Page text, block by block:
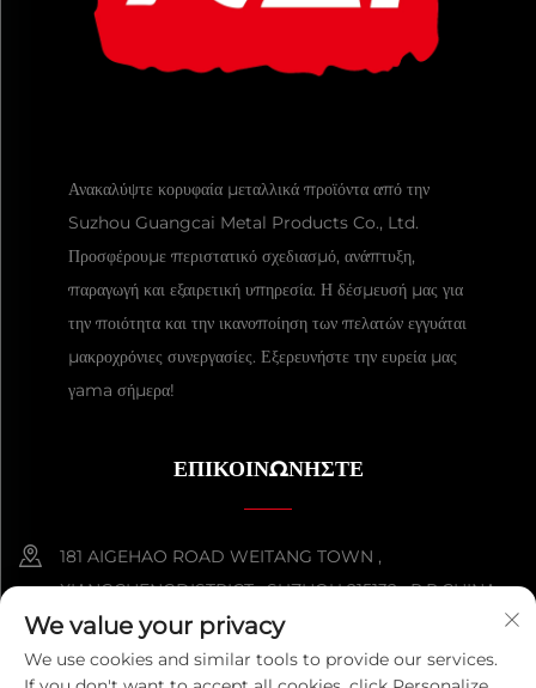
Ανακαλύψτε κορυφαία μεταλλικά προϊόντα από την
Suzhou Guangcai Metal Products Co., Ltd.
Προσφέρουμε περιστατικό σχεδιασμό, ανάπτυξη,
παραγωγή και εξαιρετική υπηρεσία. Η δέσμευσή μας για
την ποιότητα και την ικανοποίηση των πελατών εγγυάται
μακροχρόνιες συνεργασίες. Εξερευνήστε την ευρεία μας
γama σήμερα!
ΕΠΙΚΟΙΝΩΝΉΣΤΕ
181 AIGEHAO ROAD WEITANG TOWN ,
XIANGCHENGDISTRICT , SUZHOU 215132 , P.R.CHINA
+86-152 5000 0863
We value your privacy
We use cookies and similar tools to provide our services.